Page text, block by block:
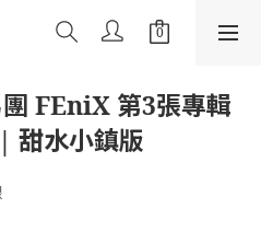
FEniX 第3張專輯
水小鎮版